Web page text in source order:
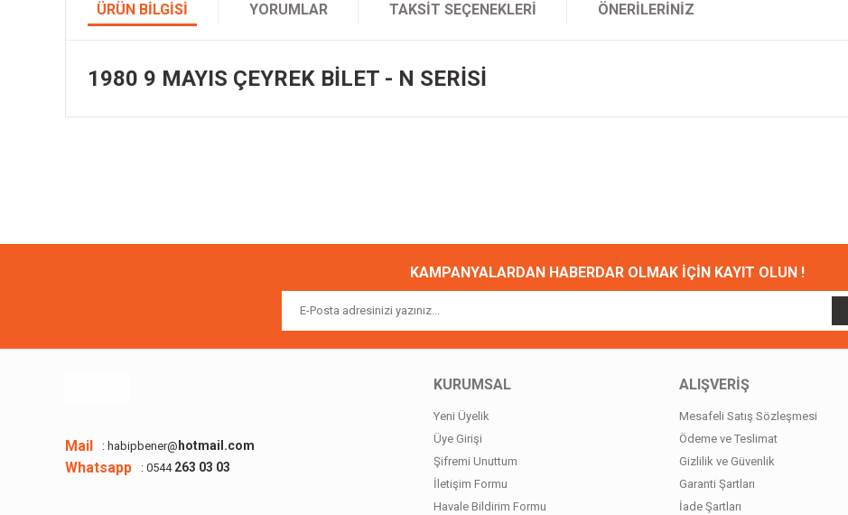
ÜRÜN BILGISI YORUMLAR TAKSIT SEÇENEKLERI ÖNERILERINIZ
1980 9 MAYIS ÇEYREK BİLET - N SERİSİ
Bu ürüne benzer farklı alternatifler olmalı.
KAMPANYALARDAN HABERDAR OLMAK İÇİN KAYIT OLUN !
Mail : habipbener@ hotmail.com
Whatsapp : 0544263 03 03
KURUMSAL
Yeni Üyelik
Üye Girişi
Şifremi Unuttum
İletişim Formu
Havale Bildirim Formu
ALIŞVERİŞ
Mesafeli Satış Sözleşmesi
Ödeme ve Teslimat
Gizlilik ve Güvenlik
Garanti Şartları
İade Şartları